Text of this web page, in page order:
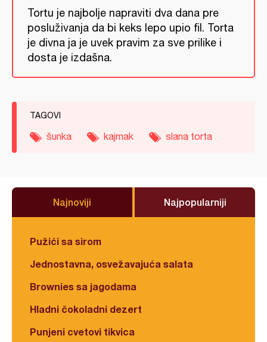
Tortu je najbolje napraviti dva dana pre
posluživanja da bi keks lepo upio fil. Torta
je divna ja je uvek pravim za sve prilike i
dosta je izdašna.
TAGOVI
šunka kajmak slana torta
Najnoviji Najpopularniji
Pužići sa sirom
Jednostavna, osvežavajuća salata
Brownies sa jagodama
Hladni čokoladni dezert
Punjeni cvetovi tikvica